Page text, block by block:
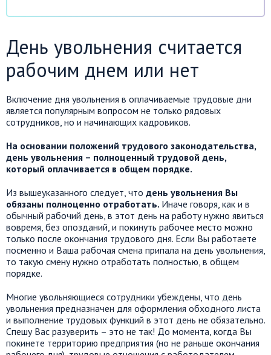
День увольнения считается
рабочим днем или нет
Включение дня увольнения в оплачиваемые трудовые дни
является популярным вопросом не только рядовых
сотрудников, но и начинающих кадровиков.
На основании положений трудового законодательства,
день увольнения – полноценный трудовой день,
который оплачивается в общем порядке.
Из вышеуказанного следует, что день увольнения Вы
обязаны полноценно отработать. Иначе говоря, как и в
обычный рабочий день, в этот день на работу нужно явиться
вовремя, без опозданий, и покинуть рабочее место можно
только после окончания трудового дня. Если Вы работаете
посменно и Ваша рабочая смена припала на день увольнения,
то такую смену нужно отработать полностью, в общем
порядке.
Многие увольняющиеся сотрудники убеждены, что день
увольнения предназначен для оформления обходного листа
и выполнение трудовых функций в этот день не обязательно.
Спешу Вас разуверить – это не так! До момента, когда Вы
покинете территорию предприятия (но не раньше окончания